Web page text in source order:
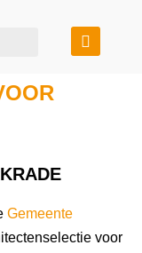
Gemeente
voor